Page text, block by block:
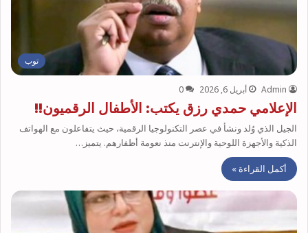
توب
Admin أبريل 6, 2026 0
الإعلامي حمدي رزق يكتب: الأطفال الرقميون!!
الجيل الذي وُلد ونشأ في عصر التكنولوجيا الرقمية، حيث يتفاعلون مع الهواتف
الذكية والأجهزة اللوحية والإنترنت منذ نعومة أظفارهم. يتميز…
أكمل القراءة »